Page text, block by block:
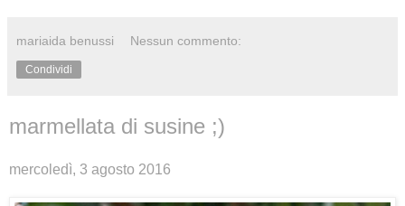
mariaida benussi Nessun commento:
Condividi
marmellata di susine ;)
mercoledì, 3 agosto 2016